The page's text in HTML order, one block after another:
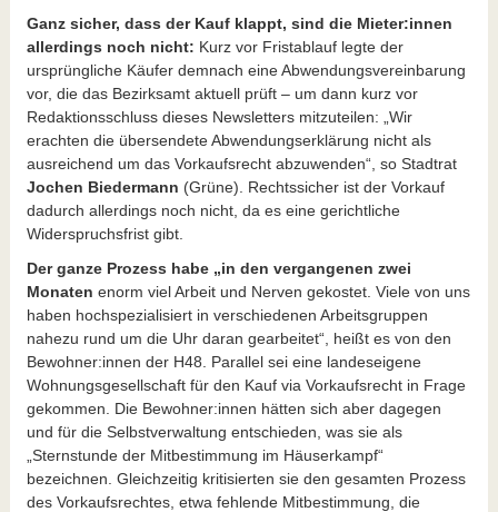
Ganz sicher, dass der Kauf klappt, sind die Mieter:innen
allerdings noch nicht: Kurz vor Fristablauf legte der
ursprüngliche Käufer demnach eine Abwendungsvereinbarung
vor, die das Bezirksamt aktuell prüft – um dann kurz vor
Redaktionsschluss dieses Newsletters mitzuteilen: „Wir
erachten die übersendete Abwendungserklärung nicht als
ausreichend um das Vorkaufsrecht abzuwenden“, so Stadtrat
Jochen Biedermann (Grüne). Rechtssicher ist der Vorkauf
dadurch allerdings noch nicht, da es eine gerichtliche
Widerspruchsfrist gibt.
Der ganze Prozess habe „in den vergangenen zwei
Monaten enorm viel Arbeit und Nerven gekostet. Viele von uns
haben hochspezialisiert in verschiedenen Arbeitsgruppen
nahezu rund um die Uhr daran gearbeitet“, heißt es von den
Bewohner:innen der H48. Parallel sei eine landeseigene
Wohnungsgesellschaft für den Kauf via Vorkaufsrecht in Frage
gekommen. Die Bewohner:innen hätten sich aber dagegen
und für die Selbstverwaltung entschieden, was sie als
„Sternstunde der Mitbestimmung im Häuserkampf“
bezeichnen. Gleichzeitig kritisierten sie den gesamten Prozess
des Vorkaufsrechtes, etwa fehlende Mitbestimmung, die